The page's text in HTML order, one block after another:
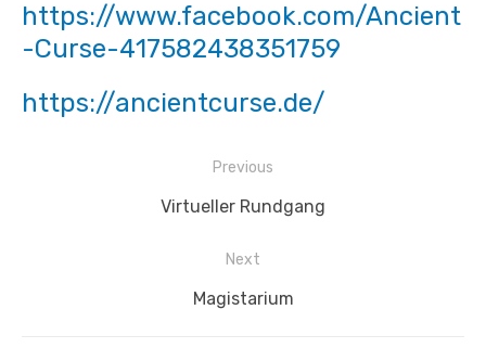
https://www.facebook.com/Ancient
-Curse-417582438351759
https://ancientcurse.de/
Beitragsnavigation
Previous
Previous
Virtueller Rundgang
Next
Next
Magistarium